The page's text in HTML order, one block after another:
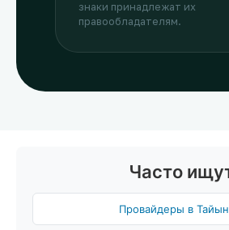
знаки принадлежат их
правообладателям.
Часто
Провайдеры в